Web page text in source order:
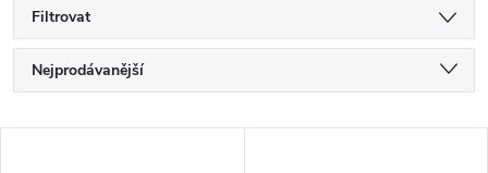
Filtrovat
Ř
a
Nejprodávanější